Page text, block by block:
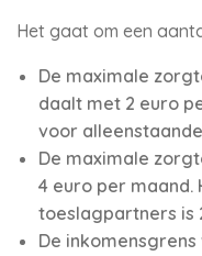
Het gaat om een
De maximale
daalt met 2 euro
voor
De maximale
4 euro per
toeslagpartners is
De